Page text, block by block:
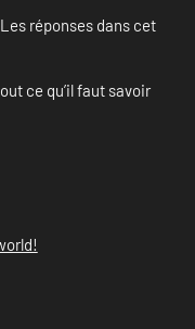
réponses dans cet
ce qu’il faut savoir